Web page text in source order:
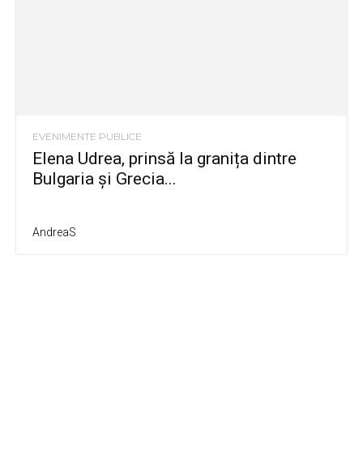
EVENIMENTE PUBLICE
Elena Udrea, prinsă la granița dintre
Bulgaria și Grecia...
AndreaS